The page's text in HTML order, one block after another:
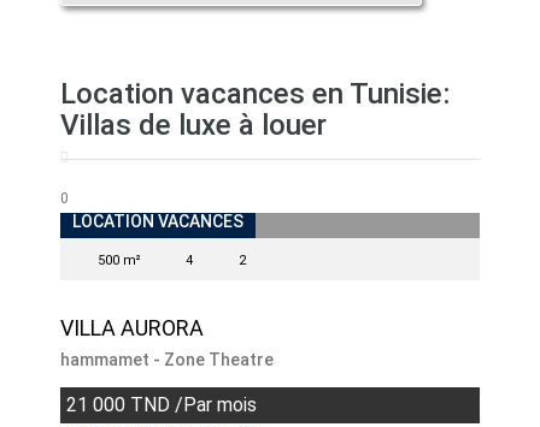
Location vacances en Tunisie:
Villas de luxe à louer
0
INDISPONIBLE
LOCATION VACANCES
500 m² 4 2
VILLA AURORA
hammamet - Zone Theatre
21 000 TND /Par mois